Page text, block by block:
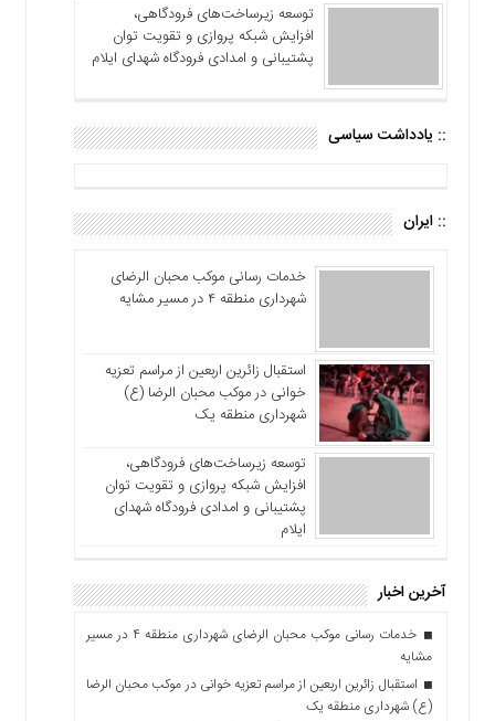
توسعه زیرساخت‌های فرودگاهی،
افزایش شبکه پروازی و تقویت توان
پشتیبانی و امدادی فرودگاه شهدای ایلام
:: یادداشت سیاسی
:: ایران
خدمات رسانی موکب محبان الرضای
شهرداری منطقه ۴ در مسیر مشایه
استقبال زائرین اربعین از مراسم تعزیه
خوانی در موکب محبان الرضا (ع)
شهرداری منطقه یک
توسعه زیرساخت‌های فرودگاهی،
افزایش شبکه پروازی و تقویت توان
پشتیبانی و امدادی فرودگاه شهدای
ایلام
آخرین اخبار
خدمات رسانی موکب محبان الرضای شهرداری منطقه ۴ در مسیر
مشایه
استقبال زائرین اربعین از مراسم تعزیه خوانی در موکب محبان الرضا
(ع) شهرداری منطقه یک